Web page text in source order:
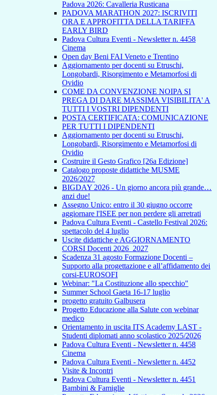
Padova 2026: Cavalleria Rusticana
PADOVA MARATHON 2027: ISCRIVITI
ORA E APPROFITTA DELLA TARIFFA
EARLY BIRD
Padova Cultura Eventi - Newsletter n. 4458
Cinema
Open day Beni FAI Veneto e Trentino
Aggiornamento per docenti su Etruschi,
Longobardi, Risorgimento e Metamorfosi di
Ovidio
COME DA CONVENZIONE NOIPA SI
PREGA DI DARE MASSIMA VISIBILITA' A
TUTTI I VOSTRI DIPENDENTI
POSTA CERTIFICATA: COMUNICAZIONE
PER TUTTI I DIPENDENTI
Aggiornamento per docenti su Etruschi,
Longobardi, Risorgimento e Metamorfosi di
Ovidio
Costruire il Gesto Grafico [26a Edizione]
Catalogo proposte didattiche MUSME
2026/2027
BIGDAY 2026 - Un giorno ancora più grande…
anzi due!
Assegno Unico: entro il 30 giugno occorre
aggiornare l'ISEE per non perdere gli arretrati
Padova Cultura Eventi - Castello Festival 2026:
spettacolo del 4 luglio
Uscite didattiche e AGGIORNAMENTO
CORSI Docenti 2026_2027
Scadenza 31 agosto Formazione Docenti –
Supporto alla progettazione e all’affidamento dei
corsi-EUROSOFI
Webinar: "La Costituzione allo specchio"
Summer School Gaeta 16-17 luglio
progetto gratuito Galbusera
Progetto Educazione alla Salute con webinar
medico
Orientamento in uscita ITS Academy LAST -
Studenti diplomati anno scolastico 2025/2026
Padova Cultura Eventi - Newsletter n. 4458
Cinema
Padova Cultura Eventi - Newsletter n. 4452
Visite & Incontri
Padova Cultura Eventi - Newsletter n. 4451
Bambini & Famiglie